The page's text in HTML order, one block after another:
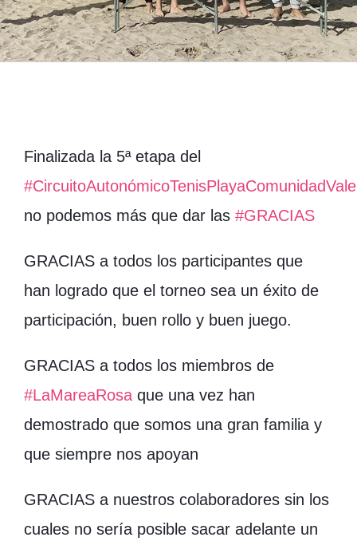
Finalizada la 5ª etapa del
no podemos más que dar las #GRACIAS
GRACIAS a todos los participantes que
han logrado que el torneo sea un éxito de
participación, buen rollo y buen juego.
GRACIAS a todos los miembros de
#LaMareaRosa que una vez han
demostrado que somos una gran familia y
que siempre nos apoyan
GRACIAS a nuestros colaboradores sin los
cuales no sería posible sacar adelante un